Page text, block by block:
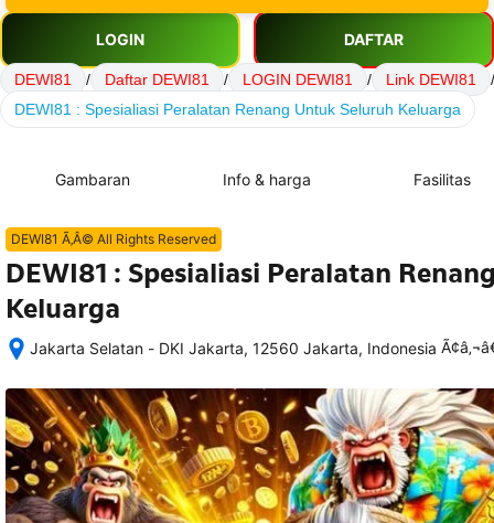
LOGIN DAFTAR
DEWI81 / Daftar DEWI81 / LOGIN DEWI81 / Link DEWI81
/
DEWI81 : Spesialiasi Peralatan Renang Untuk Seluruh Keluarga
Gambaran Info & harga Fasilitas
DEWI81 Ã‚Â© All Rights Reserved
DEWI81 : Spesialiasi Peralatan
Keluarga
Jakarta Selatan - DKI Jakarta, 12560 Jakarta, Indonesia
memesan,
semua
rincian
akomodasi
termasuk
nomor